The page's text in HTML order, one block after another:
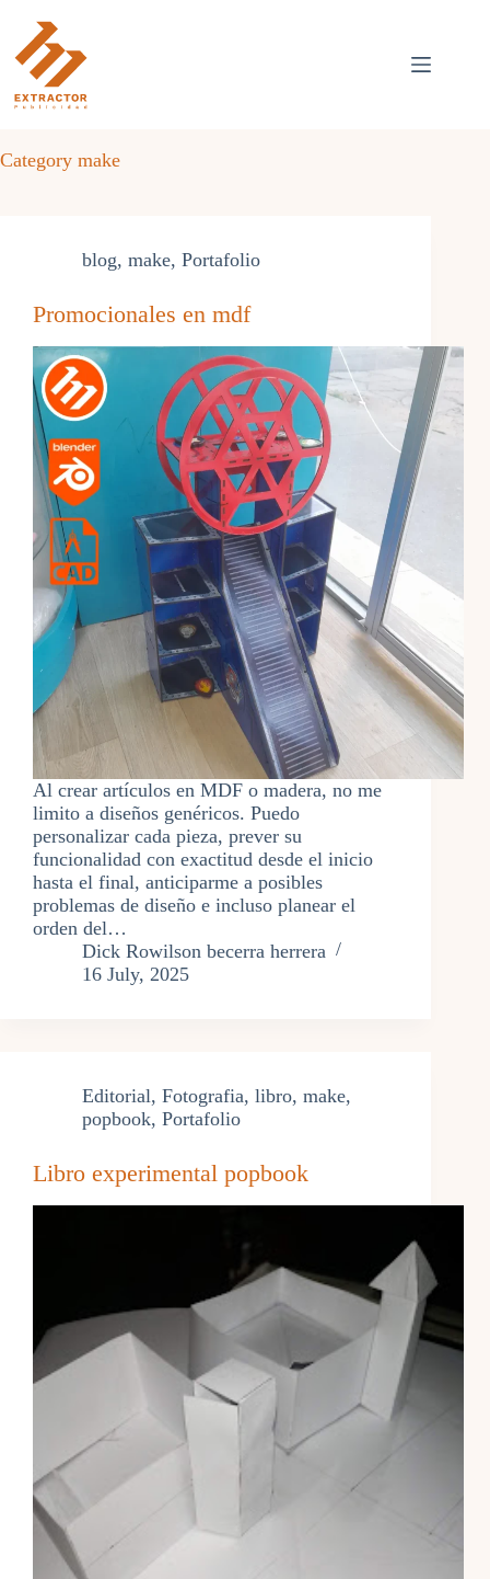
content
Category make
blog, make, Portafolio
Promocionales en mdf
Al crear artículos en MDF o madera, no me
limito a diseños genéricos. Puedo
personalizar cada pieza, prever su
funcionalidad con exactitud desde el inicio
hasta el final, anticiparme a posibles
problemas de diseño e incluso planear el
orden del…
Dick Rowilson becerra herrera
16 July, 2025
Editorial, Fotografia, libro, make,
popbook, Portafolio
Libro experimental popbook